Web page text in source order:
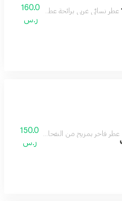
عطر نسائي غربي برائحة عطرية أنثوية
160.0
ر.س
عطر فاخر بمزيج من النفحات الشرقية
150.0
ر.س